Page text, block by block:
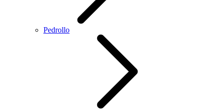
Pedrollo